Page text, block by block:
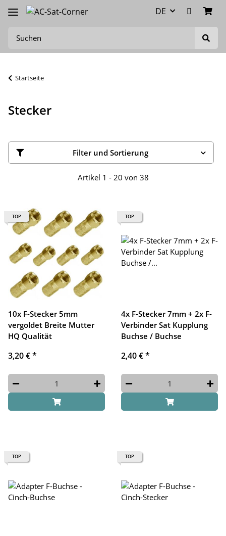
DE
Startseite
Stecker
Filter und Sortierung
Artikel 1 - 20 von 38
TOP
10x F-Stecker 5mm
vergoldet Breite Mutter
HQ Qualität
3,20 €*
TOP
4x F-Stecker 7mm + 2x F-
Verbinder Sat Kupplung
Buchse / Buchse
2,40 €*
TOP TOP